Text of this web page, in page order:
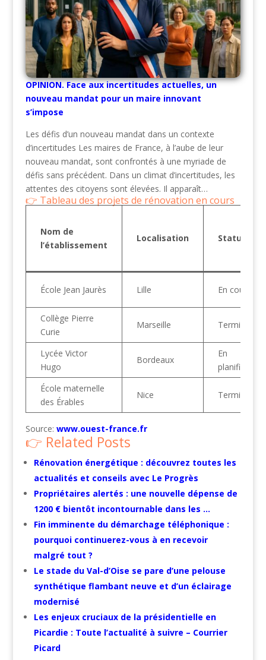
OPINION. Face aux incertitudes actuelles, un
nouveau mandat pour un maire innovant
s’impose
Les défis d’un nouveau mandat dans un contexte
d’incertitudes Les maires de France, à l’aube de leur
nouveau mandat, sont confrontés à une myriade de
défis sans précédent. Dans un climat d’incertitudes, les
attentes des citoyens sont élevées. Il apparaît…
Tableau des projets de rénovation en cours
Nom de
l’établissement
Localisation Status
École Jean Jaurès Lille En cours
Collège Pierre
Curie
Marseille Terminé
Lycée Victor
Hugo
Bordeaux
En
planification
École maternelle
des Érables
Nice Terminé
Source: www.ouest-france.fr
Related Posts
Rénovation énergétique : découvrez toutes les
actualités et conseils avec Le Progrès
Propriétaires alertés : une nouvelle dépense de
1200 € bientôt incontournable dans les …
Fin imminente du démarchage téléphonique :
pourquoi continuerez-vous à en recevoir
malgré tout ?
Le stade du Val-d’Oise se pare d’une pelouse
synthétique flambant neuve et d’un éclairage
modernisé
Les enjeux cruciaux de la présidentielle en
Picardie : Toute l’actualité à suivre – Courrier
Picard